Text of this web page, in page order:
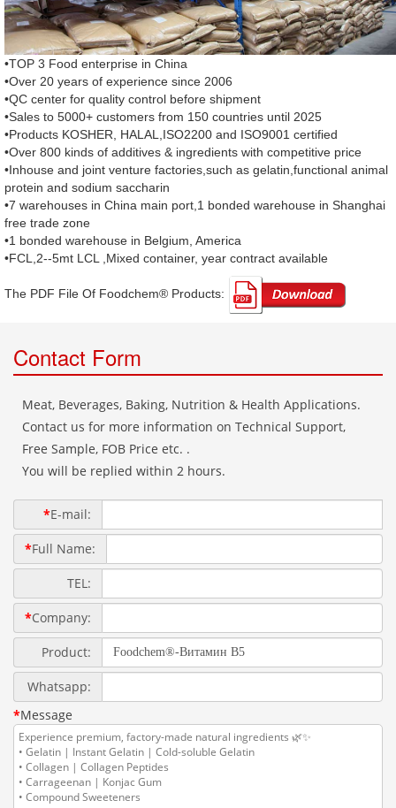
•TOP 3 Food enterprise in China
•Over 20 years of experience since 2006
•QC center for quality control before shipment
•Sales to 5000+ customers from 150 countries until 2025
•Products KOSHER, HALAL,ISO2200 and ISO9001 certified
•Over 800 kinds of additives & ingredients with competitive price
•Inhouse and joint venture factories,such as gelatin,functional animal
protein and sodium saccharin
•7 warehouses in China main port,1 bonded warehouse in Shanghai
free trade zone
•1 bonded warehouse in Belgium, America
•FCL,2--5mt LCL ,Mixed container, year contract available
The PDF File Of Foodchem® Products: